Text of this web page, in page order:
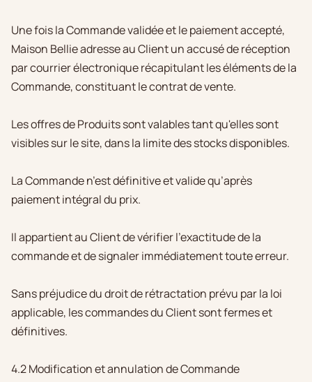
Une fois la Commande validée et le paiement accepté,
Maison Bellie adresse au Client un accusé de réception
par courrier électronique récapitulant les éléments de la
Commande, constituant le contrat de vente.
Les offres de Produits sont valables tant qu'elles sont
visibles sur le site, dans la limite des stocks disponibles.
La Commande n’est définitive et valide qu’après
paiement intégral du prix.
Il appartient au Client de vérifier l'exactitude de la
commande et de signaler immédiatement toute erreur.
Sans préjudice du droit de rétractation prévu par la loi
applicable, les commandes du Client sont fermes et
définitives.
4.2 Modification et annulation de Commande